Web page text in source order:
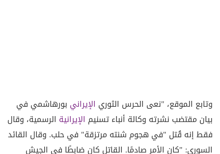
وتابع الموقع، "نعى الحرس الثوري الإيراني بورهاشمي في
بيان مقتضب نشرته وكالة أنباء تسنيم الإيرانية الرسمية، وقال
فقط إنه قُتل "في هجوم شنته مرتزقة" في حلب. وقال القائد
السوري: "كان الأمر صادمًا. القاتل كان ضابطًا في الجيش